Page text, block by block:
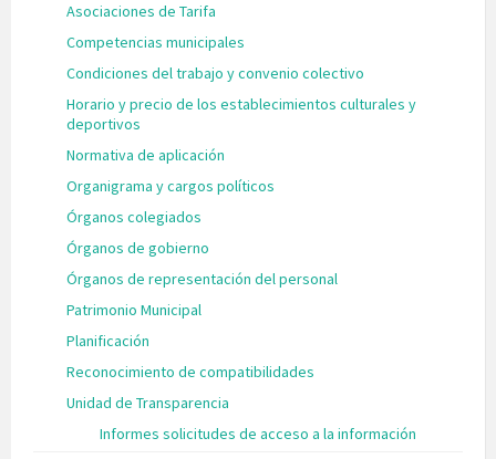
Asociaciones de Tarifa
Competencias municipales
Condiciones del trabajo y convenio colectivo
Horario y precio de los establecimientos culturales y
deportivos
Normativa de aplicación
Organigrama y cargos políticos
Órganos colegiados
Órganos de gobierno
Órganos de representación del personal
Patrimonio Municipal
Planificación
Reconocimiento de compatibilidades
Unidad de Transparencia
Informes solicitudes de acceso a la información